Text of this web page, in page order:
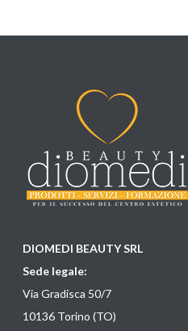
DIOMEDI BEAUTY SRL
Sede legale:
Via Gradisca 50/7
10136 Torino (TO)